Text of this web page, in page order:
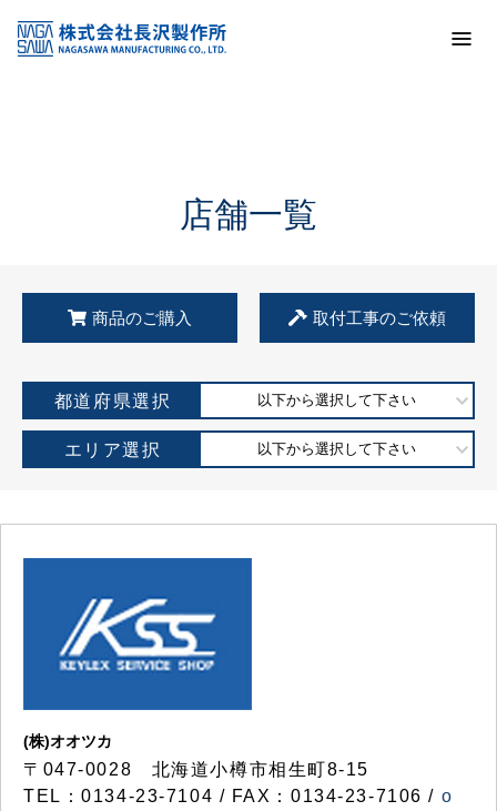
KSS加盟店・取扱店情報
店舗一覧
店舗一覧
商品のご購入 取付工事のご依頼
都道府県選択 以下から選択して下さい
エリア選択 以下から選択して下さい
(株)オオツカ
〒047-0028 北海道小樽市相生町8-15
TEL：0134-23-7104 / FAX：0134-23-7106 / o